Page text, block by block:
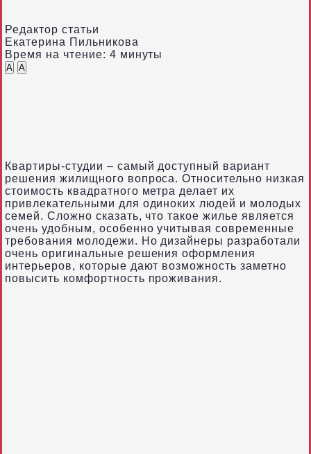
Редактор статьи
Екатерина Пильникова
Время на чтение: 4 минуты
A A
Квартиры-студии – самый доступный вариант
решения жилищного вопроса. Относительно низкая
стоимость квадратного метра делает их
привлекательными для одиноких людей и молодых
семей. Сложно сказать, что такое жилье является
очень удобным, особенно учитывая современные
требования молодежи. Но дизайнеры разработали
очень оригинальные решения оформления
интерьеров, которые дают возможность заметно
повысить комфортность проживания.